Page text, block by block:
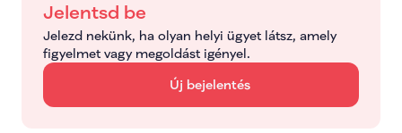
Jelentsd be
Jelezd nekünk, ha olyan helyi ügyet látsz, amely
figyelmet vagy megoldást igényel.
Új bejelentés